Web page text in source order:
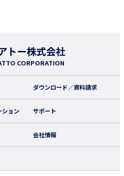
トー株式会社
CORPORATION
ダウンロード／資料請求
ション サポート
会社情報